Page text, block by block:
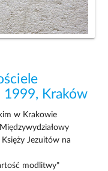
1999, Kraków
w Krakowie
Jezuitów na
modlitwy"